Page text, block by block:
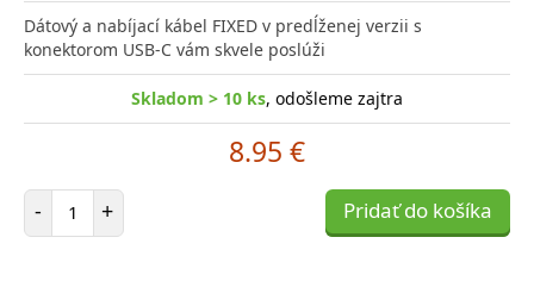
Dátový a nabíjací kábel FIXED v predĺženej verzii s
konektorom USB-C vám skvele poslúži
Skladom > 10 ks, odošleme zajtra
8.95 €
- Počet položiek
+ Pridať do košíka